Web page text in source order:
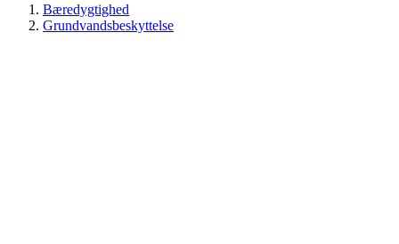
Bæredygtighed
Grundvandsbeskyttelse